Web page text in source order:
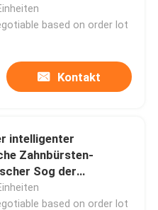
based on order lot
Kontakt
intelligenter
Zahnbürsten-
Sog der
mit 3 Modi
based on order lot